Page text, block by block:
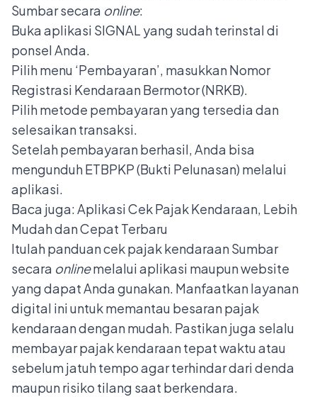
Sumbar secara online:
Buka aplikasi SIGNAL yang sudah terinstal di
ponsel Anda.
Pilih menu ‘Pembayaran’, masukkan Nomor
Registrasi Kendaraan Bermotor (NRKB).
Pilih metode pembayaran yang tersedia dan
selesaikan transaksi.
Setelah pembayaran berhasil, Anda bisa
mengunduh ETBPKP (Bukti Pelunasan) melalui
aplikasi.
Baca juga:Aplikasi Cek Pajak Kendaraan, Lebih
Mudah dan Cepat Terbaru
Itulah panduan cek pajak kendaraan Sumbar
secara onlinemelalui aplikasi maupun website
yang dapat Anda gunakan. Manfaatkan layanan
digital ini untuk memantau besaran pajak
kendaraan dengan mudah. Pastikan juga selalu
membayar pajak kendaraan tepat waktu atau
sebelum jatuh tempo agar terhindar dari denda
maupun risiko tilang saat berkendara.